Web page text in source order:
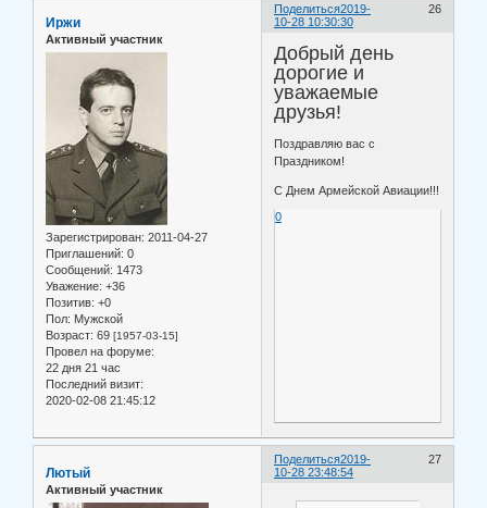
Поделиться 26
2019-
10-28 10:30:30
Иржи
Активный участник
Зарегистрирован: 2011-04-27
Приглашений: 0
Сообщений: 1473
Уважение: +36
Позитив: +0
Пол: Мужской
Возраст: 69 [1957-03-15]
Провел на форуме:
22 дня 21 час
Последний визит:
2020-02-08 21:45:12
Добрый день
дорогие и
уважаемые
друзья!
Поздравляю вас с
Праздником!
С Днем Армейской Авиации!!!
0
Поделиться 27
2019-
10-28 23:48:54
Лютый
Активный участник